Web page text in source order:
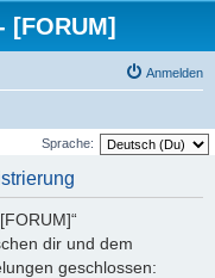
[FORUM]
Anmelden
Sprache:
dir und dem
geschlossen: